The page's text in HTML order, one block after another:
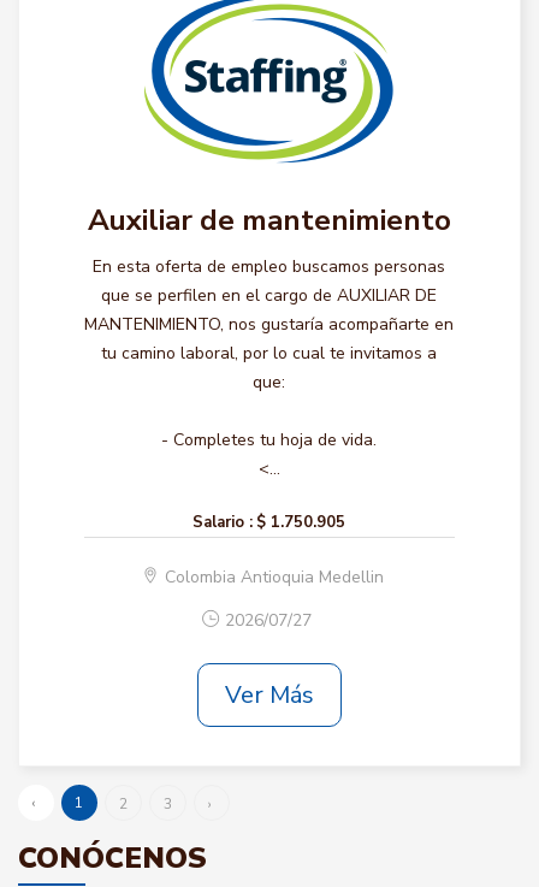
Auxiliar de mantenimiento
En esta oferta de empleo buscamos personas
que se perfilen en el cargo de AUXILIAR DE
MANTENIMIENTO, nos gustaría acompañarte en
tu camino laboral, por lo cual te invitamos a
que:
- Completes tu hoja de vida.
<...
Salario : $ 1.750.905
Colombia Antioquia Medellin
2026/07/27
Ver Más
‹ 1 2 3 ›
CONÓCENOS